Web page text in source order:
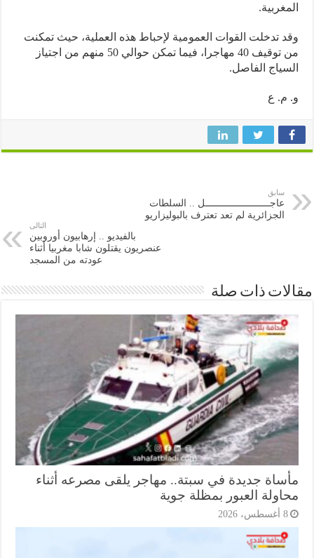
تدخلت القوات العمومية لإحباط هذه العملية، حيث تمكنت
من توقيف 40 مهاجرا، فيما تمكن حوالي 50 منهم من اجتياز
الفاصل.
ع
عاجـــــــــــــــــــــــل .. السلطات
الجزائرية لم تعد تعترف بالبوليزاريو
بالفيديو .. إرهابيون أوروبين
عنصريون يقتلون شابا مغربيا أثناء
عودته من المسجد
ذات صلة
جديدة في سبتة.. مهاجر يلقى مصرعه أثناء
العبور بمظلة جوية